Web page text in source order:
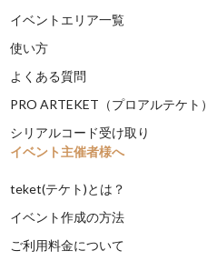
イベントエリア一覧
使い方
よくある質問
PRO ARTEKET（プロアルテケト）
シリアルコード受け取り
イベント主催者様へ
teket(テケト)とは？
イベント作成の方法
ご利用料金について